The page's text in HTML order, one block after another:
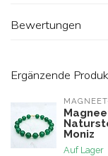
Bewertungen
Ergänzende
Moniz
Auf Lager